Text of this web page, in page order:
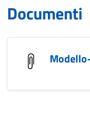
Documenti